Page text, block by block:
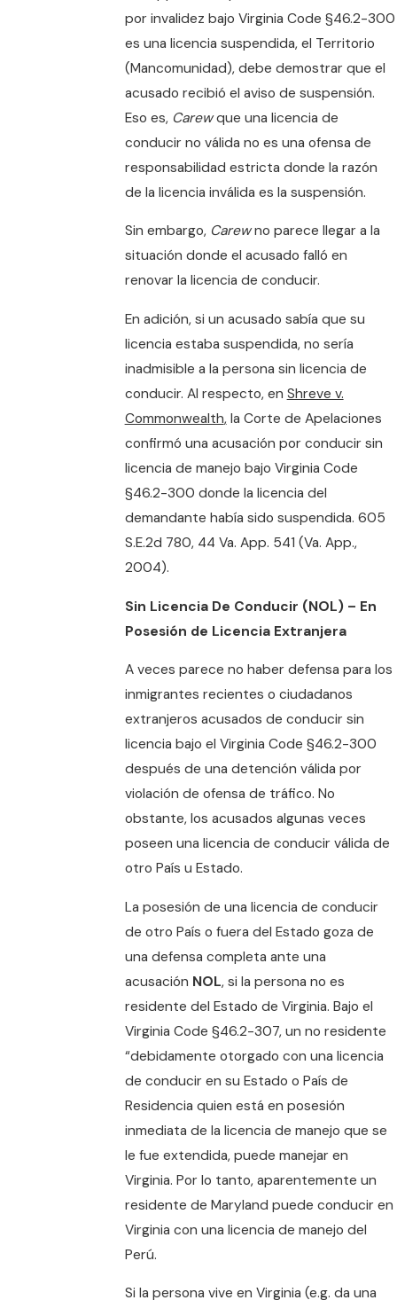
por invalidez bajo Virginia Code §46.2-300
es una licencia suspendida, el Territorio
(Mancomunidad), debe demostrar que el
acusado recibió el aviso de suspensión.
Eso es, Carewque una licencia de
conducir no válida no es una ofensa de
responsabilidad estricta donde la razón
de la licencia inválida es la suspensión.
Sin embargo, Carewno parece llegar a la
situación donde el acusado falló en
renovar la licencia de conducir.
En adición, si un acusado sabía que su
licencia estaba suspendida, no sería
inadmisible a la persona sin licencia de
conducir. Al respecto, en Shreve v.
Commonwealth, la Corte de Apelaciones
confirmó una acusación por conducir sin
licencia de manejo bajo Virginia Code
§46.2-300 donde la licencia del
demandante había sido suspendida. 605
S.E.2d 780, 44 Va. App. 541 (Va. App.,
2004).
Sin Licencia De Conducir (NOL) – En
Posesión de Licencia Extranjera
A veces parece no haber defensa para los
inmigrantes recientes o ciudadanos
extranjeros acusados de conducir sin
licencia bajo el Virginia Code §46.2-300
después de una detención válida por
violación de ofensa de tráfico. No
obstante, los acusados algunas veces
poseen una licencia de conducir válida de
otro País u Estado.
La posesión de una licencia de conducir
de otro País o fuera del Estado goza de
una defensa completa ante una
acusación NOL, si la persona no es
residente del Estado de Virginia. Bajo el
Virginia Code §46.2-307, un no residente
“debidamente otorgado con una licencia
de conducir en su Estado o País de
Residencia quien está en posesión
inmediata de la licencia de manejo que se
le fue extendida, puede manejar en
Virginia. Por lo tanto, aparentemente un
residente de Maryland puede conducir en
Virginia con una licencia de manejo del
Perú.
Si la persona vive en Virginia (e.g. da una